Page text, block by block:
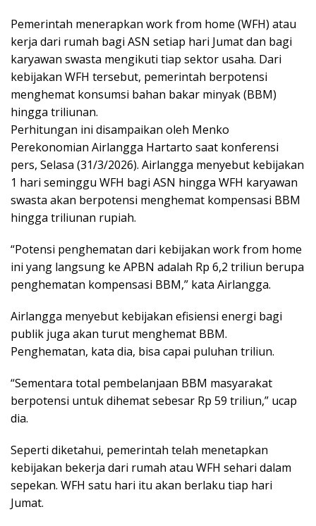
Pemerintah menerapkan work from home (WFH) atau
kerja dari rumah bagi ASN setiap hari Jumat dan bagi
karyawan swasta mengikuti tiap sektor usaha. Dari
kebijakan WFH tersebut, pemerintah berpotensi
menghemat konsumsi bahan bakar minyak (BBM)
hingga triliunan.
Perhitungan ini disampaikan oleh Menko
Perekonomian Airlangga Hartarto saat konferensi
pers, Selasa (31/3/2026). Airlangga menyebut kebijakan
1 hari seminggu WFH bagi ASN hingga WFH karyawan
swasta akan berpotensi menghemat kompensasi BBM
hingga triliunan rupiah.
“Potensi penghematan dari kebijakan work from home
ini yang langsung ke APBN adalah Rp 6,2 triliun berupa
penghematan kompensasi BBM,” kata Airlangga.
Airlangga menyebut kebijakan efisiensi energi bagi
publik juga akan turut menghemat BBM.
Penghematan, kata dia, bisa capai puluhan triliun.
“Sementara total pembelanjaan BBM masyarakat
berpotensi untuk dihemat sebesar Rp 59 triliun,” ucap
dia.
Seperti diketahui, pemerintah telah menetapkan
kebijakan bekerja dari rumah atau WFH sehari dalam
sepekan. WFH satu hari itu akan berlaku tiap hari
Jumat.